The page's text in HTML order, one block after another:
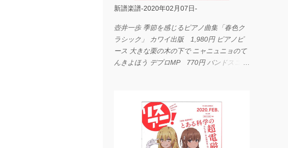
新譜楽譜-2020年02月07日-
壺井一歩 季節を感じるピアノ曲集「春色ク
ラシック」 カワイ出版 1,980円 ピアノピ
ース 大きな栗の木の下で ニャニュニョのて
んきよほう デプロMP 770円 バンドスコア
ス I LOVE．．． Official髭男dism やさしく
弾ける ピアノピース フェアリー 660円
BP2225 Kingdom of the Heavens 春畑道哉
バンドピース フェアリー 825円